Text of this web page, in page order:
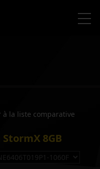
à la liste comparative
StormX 8GB